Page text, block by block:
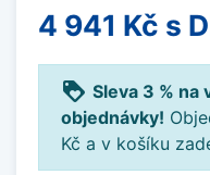
4 941 Kč s
loyalty Sleva 3 % na
objednávky!
Kč a v košíku